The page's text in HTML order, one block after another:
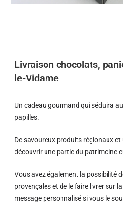
Livraison chocolats,
le-Vidame
Un cadeau gourmand qui séduira
papilles.
De savoureux produits régionaux et
découvrir une partie du patrimoine
Vous avez également la possibilité
provençales et de le faire livrer sur
message personnalisé si vous le